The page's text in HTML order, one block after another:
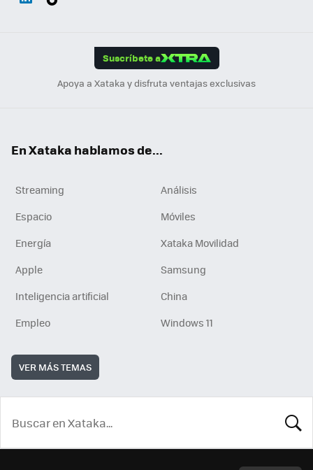
Suscríbete a
Apoya a Xataka y disfruta ventajas exclusivas
En Xataka hablamos de...
Streaming
Análisis
Espacio
Móviles
Energía
Xataka Movilidad
Apple
Samsung
Inteligencia artificial
China
Empleo
Windows 11
VER MÁS TEMAS